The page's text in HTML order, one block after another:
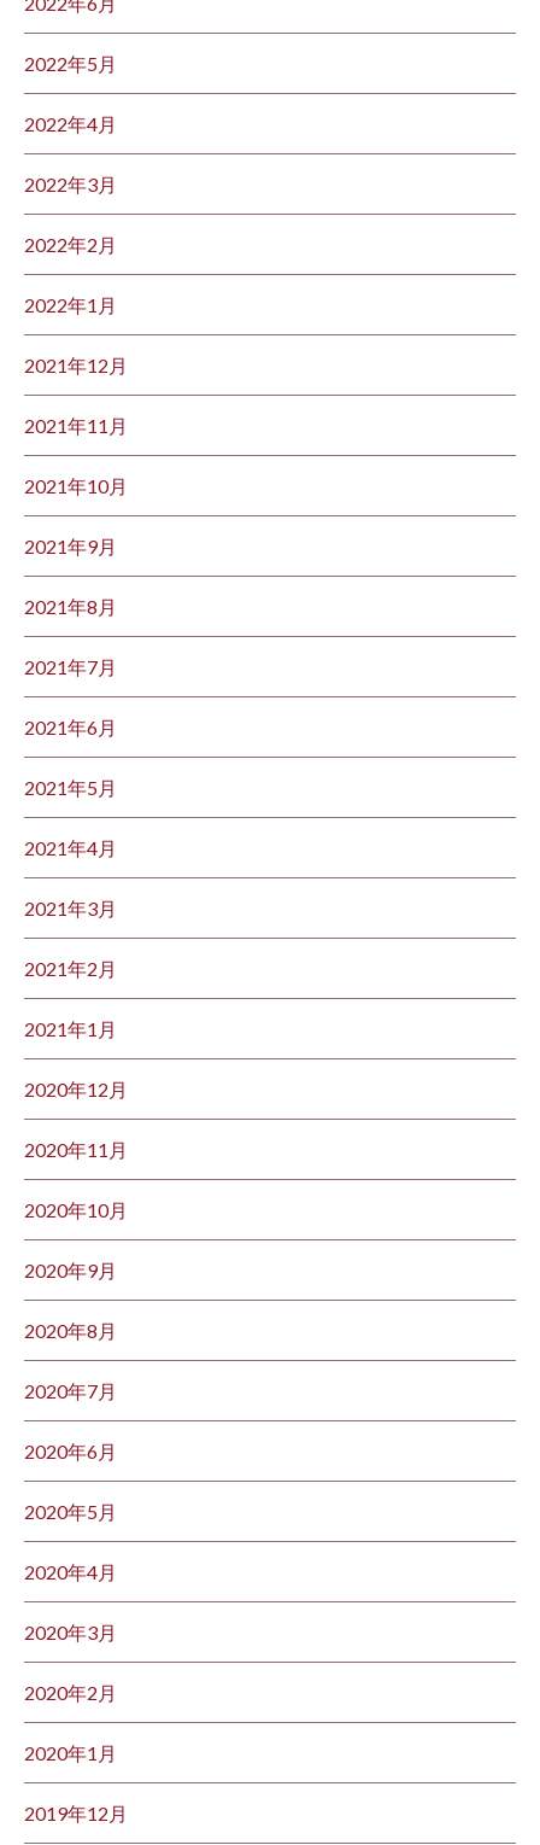
2022年5月
2022年4月
2022年3月
2022年2月
2022年1月
2021年12月
2021年11月
2021年10月
2021年9月
2021年8月
2021年7月
2021年6月
2021年5月
2021年4月
2021年3月
2021年2月
2021年1月
2020年12月
2020年11月
2020年10月
2020年9月
2020年8月
2020年7月
2020年6月
2020年5月
2020年4月
2020年3月
2020年2月
2020年1月
2019年12月